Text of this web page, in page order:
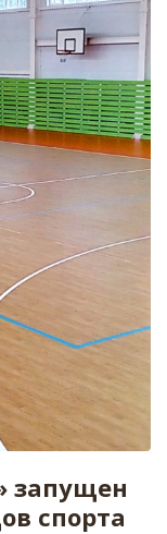
запущен
спорта